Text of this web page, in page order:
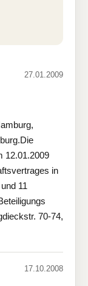
27.01.2009
12.01.2009
in
11
70-74,
17.10.2008